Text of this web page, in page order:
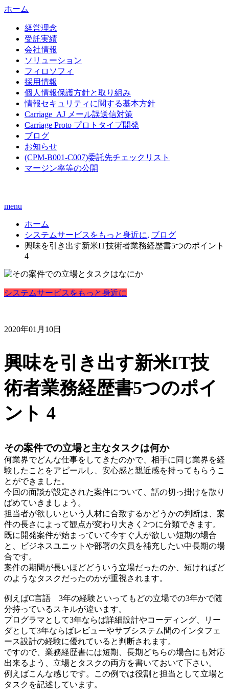
ホーム
経営理念
受託実績
会社情報
ソリューション
フィロソフィ
採用情報
個人情報保護方針と取り組み
情報セキュリティに関する基本方針
Carriage_AJ メール誤送信対策
Carriage Proto プロトタイプ開発
ブログ
お知らせ
(CPM-B001-C007)委託先チェックリスト
マージン率等の公開
menu
ホーム
システムサービスをもっと身近に, ブログ
興味を引き出す新米IT技術者業務経歴書5つのポイント
4
システムサービスをもっと身近に
2020年01月10日
興味を引き出す新米IT技
術者業務経歴書5つのポイ
ント 4
その案件での立場と主なタスクは何か
何業界でどんな仕事をしてきたのかで、相手に同じ業界を経
験したことをアピールし、安心感と親近感を持ってもらうこ
とができました。
今回の面談が設定された案件について、話の切っ掛けを散り
ばめていきましょう。
担当者が欲しいという人材に合致するかどうかの判断は、案
件の長さによって観点が変わり大きく2つに分類できます。
既に開発案件が始まっていて今すぐ人が欲しい短期の場合
と、ビジネスユニットや部署の欠員を補充したい中長期の場
合です。
案件の期間が長いほどどういう立場だったのか、短ければど
のようなタスクだったのかが重視されます。
例えばC言語 3年の経験といってもどの立場での3年かで随
分持っているスキルが違います。
プログラマとして3年ならば詳細設計やコーディング、リー
ダとして3年ならばレビューやサブシステム間のインタフェ
ース設計の経験に優れていると判断されます。
ですので、業務経歴書には短期、長期どちらの場合にも対応
出来るよう、立場とタスクの両方を書いておいて下さい。
例えばこんな感じです。この例では役割と担当として立場と
タスクを記述しています。